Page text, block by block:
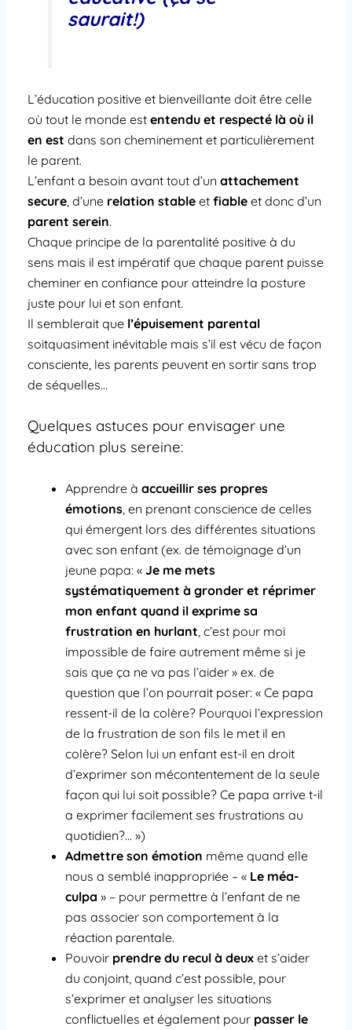
saurait!)
L’éducation positive et bienveillante doit être celle
où tout le monde est entendu et respecté là où il
en est dans son cheminement et particulièrement
le parent.
L’enfant a besoin avant tout d’un attachement
secure, d’une relation stableet fiableet donc d’un
parent serein.
Chaque principe de la parentalité positive à du
sens mais il est impératif que chaque parent puisse
cheminer en confiance pour atteindre la posture
juste pour lui et son enfant.
Il semblerait que l’épuisement parental
soitquasiment inévitable mais s’il est vécu de façon
consciente, les parents peuvent en sortir sans trop
de séquelles…
Quelques astuces pour envisager une
éducation plus sereine:
Apprendre à accueillir ses propres
émotions, en prenant conscience de celles
qui émergent lors des différentes situations
avec son enfant (ex. de témoignage d’un
jeune papa: « Je me mets
systématiquement à gronder et réprimer
mon enfant quand il exprime sa
frustration en hurlant , c’est pour moi
impossible de faire autrement même si je
sais que ça ne va pas l’aider » ex. de
question que l’on pourrait poser: « Ce papa
ressent-il de la colère? Pourquoi l’expression
de la frustration de son fils le met il en
colère? Selon lui un enfant est-il en droit
d’exprimer son mécontentement de la seule
façon qui lui soit possible? Ce papa arrive t-il
a exprimer facilement ses frustrations au
quotidien?… »)
Admettre son émotion même quand elle
nous a semblé inappropriée – « Le méa-
culpa » – pour permettre à l’enfant de ne
pas associer son comportement à la
réaction parentale.
Pouvoir prendre du recul à deuxet s’aider
du conjoint, quand c’est possible, pour
s’exprimer et analyser les situations
conflictuelles et également pour passer le